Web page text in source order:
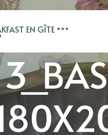
EN GÎTE